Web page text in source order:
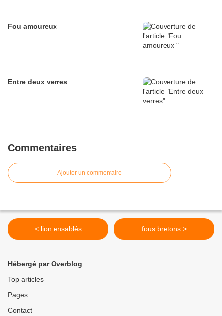
Fou amoureux
Entre deux verres
Commentaires
Ajouter un commentaire
< lion ensablés fous bretons >
Hébergé par Overblog
Top articles
Pages
Contact